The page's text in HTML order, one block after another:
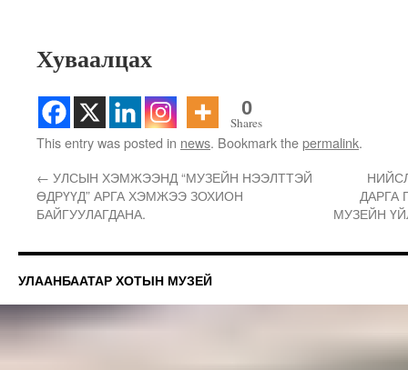
Хуваалцах
0
Shares
This entry was posted in news. Bookmark thepermalink.
← УЛСЫН ХЭМЖЭЭНД “МУЗЕЙН НЭЭЛТТЭЙ
ӨДРҮҮД” АРГА ХЭМЖЭЭ ЗОХИОН
БАЙГУУЛАГДАНА.
ДАРГА
МУЗЕЙН
УЛААНБААТАР ХОТЫН МУЗЕЙ